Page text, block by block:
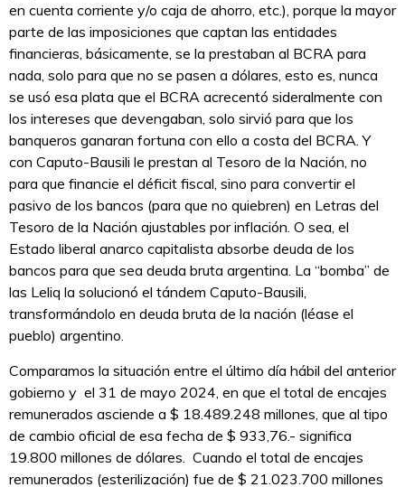
en cuenta corriente y/o caja de ahorro, etc.), porque la mayor
parte de las imposiciones que captan las entidades
financieras, básicamente, se la prestaban al BCRA para
nada, solo para que no se pasen a dólares, esto es, nunca
se usó esa plata que el BCRA acrecentó sideralmente con
los intereses que devengaban, solo sirvió para que los
banqueros ganaran fortuna con ello a costa del BCRA. Y
con Caputo-Bausili le prestan al Tesoro de la Nación, no
para que financie el déficit fiscal, sino para convertir el
pasivo de los bancos (para que no quiebren) en Letras del
Tesoro de la Nación ajustables por inflación. O sea, el
Estado liberal anarco capitalista absorbe deuda de los
bancos para que sea deuda bruta argentina. La “bomba” de
las Leliq la solucionó el tándem Caputo-Bausili,
transformándolo en deuda bruta de la nación (léase el
pueblo) argentino.
Comparamos la situación entre el último día hábil del anterior
gobierno y el 31 de mayo 2024, en que el total de encajes
remunerados asciende a $ 18.489.248 millones, que al tipo
de cambio oficial de esa fecha de $ 933,76.- significa
19.800 millones de dólares. Cuando el total de encajes
remunerados (esterilización) fue de $ 21.023.700 millones